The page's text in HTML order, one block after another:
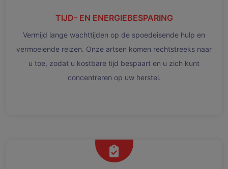
TIJD- EN ENERGIEBESPARING
Vermijd lange wachttijden op de spoedeisende hulp en
vermoeiende reizen. Onze artsen komen rechtstreeks naar
u toe, zodat u kostbare tijd bespaart en u zich kunt
concentreren op uw herstel.